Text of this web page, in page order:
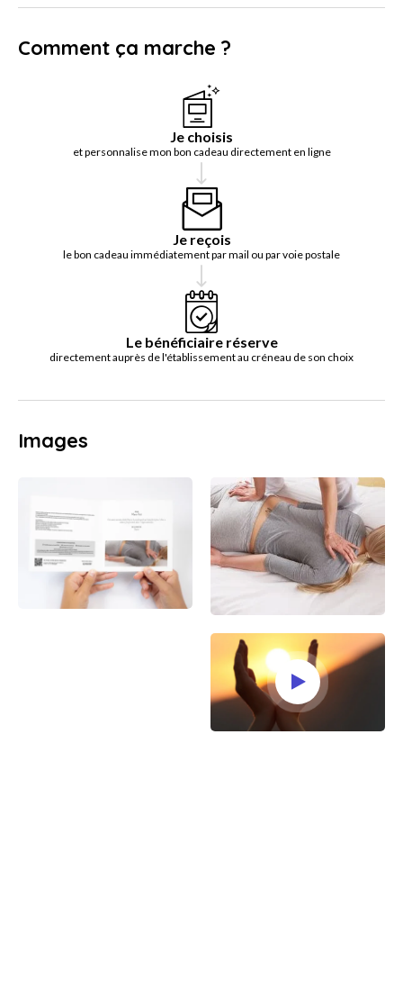
Comment ça marche ?
Je choisis
et personnalise mon bon cadeau directement en ligne
Je reçois
le bon cadeau immédiatement par mail ou par voie postale
Le bénéficiaire réserve
directement auprès de l'établissement au créneau de son choix
Images